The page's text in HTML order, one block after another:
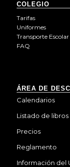
COLEGIO
Tarifas
Uniformes
Transporte Escolar
FAQ
ÁREA DE
Calendarios
Listado de
Precios
Reglamento
Información del